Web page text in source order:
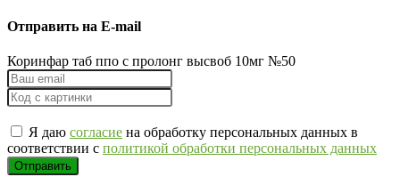
Отправить на E-mail
Коринфар таб ппо с пролонг высвоб 10мг №50
Я даю согласие на обработку персональных данных в
соответствии с политикой обработки персональных данных
Отправить